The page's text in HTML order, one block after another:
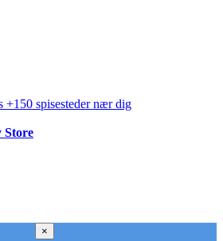
+150 spisesteder nær dig
Store
×